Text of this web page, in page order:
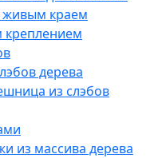
живым краем
креплением
дерева
из слэбов
из массива дерева